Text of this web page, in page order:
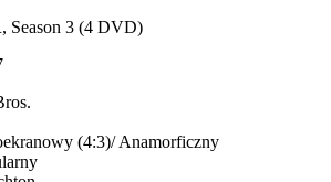
Season 3 (4 DVD)
(4:3)/Anamorficzny